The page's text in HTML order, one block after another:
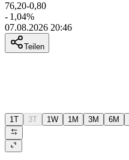
76,20-0,80
- 1,04%
07.08.2026 20:46
Teilen
1T 3T 1W 1M 3M 6M